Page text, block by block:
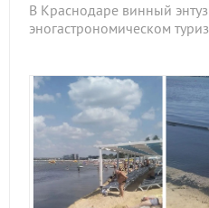
В Краснодаре винный
эногастрономическом